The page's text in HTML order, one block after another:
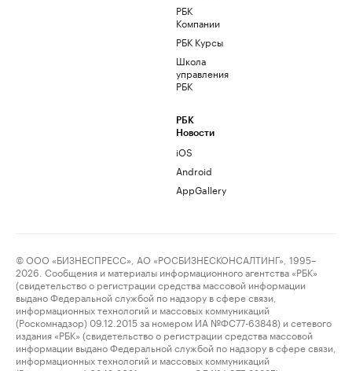
РБК
Компании
РБК Курсы
Школа
управления
РБК
РБК
Новости
iOS
Android
AppGallery
© ООО «БИЗНЕСПРЕСС», АО «РОСБИЗНЕСКОНСАЛТИНГ», 1995–
2026. Сообщения и материалы информационного агентства «РБК»
(свидетельство о регистрации средства массовой информации
выдано Федеральной службой по надзору в сфере связи,
информационных технологий и массовых коммуникаций
(Роскомнадзор) 09.12.2015 за номером ИА №ФС77-63848) и сетевого
издания «РБК» (свидетельство о регистрации средства массовой
информации выдано Федеральной службой по надзору в сфере связи,
информационных технологий и массовых коммуникаций